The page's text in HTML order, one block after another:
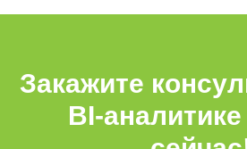
Закажите
BI-